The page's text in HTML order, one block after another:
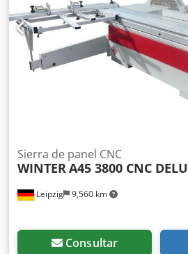
Pantalla para la velocidad
Sistema eléctrico y dispositivos de
normativa CE. Ajuste motorizado de
Ajuste motorizado del tope
3.350 mm. Dodpfjy Rkkuex Ahuskr
Ancho de corte con tope paralelo:
motor: 5,5 kW / 7,5 CV. 3
Inclinación hasta 45°. Longitud del
Leipzig 9,560 km
Sierra de panel CNC
WINTER A45 3800 CNC
Consultar